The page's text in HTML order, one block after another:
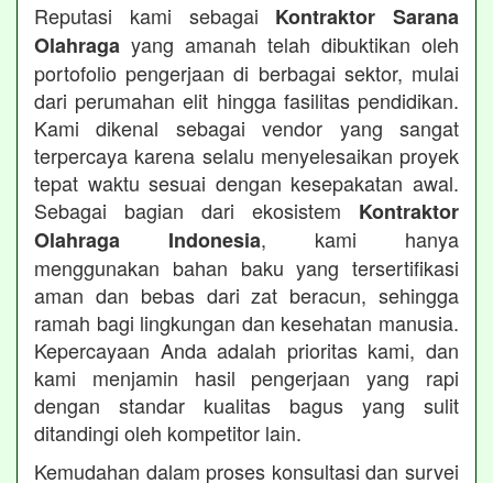
Reputasi kami sebagai Kontraktor Sarana
Olahraga yang amanah telah dibuktikan oleh
portofolio pengerjaan di berbagai sektor, mulai
dari perumahan elit hingga fasilitas pendidikan.
Kami dikenal sebagai vendor yang sangat
terpercaya karena selalu menyelesaikan proyek
tepat waktu sesuai dengan kesepakatan awal.
Sebagai bagian dari ekosistem Kontraktor
Olahraga Indonesia, kami hanya
menggunakan bahan baku yang tersertifikasi
aman dan bebas dari zat beracun, sehingga
ramah bagi lingkungan dan kesehatan manusia.
Kepercayaan Anda adalah prioritas kami, dan
kami menjamin hasil pengerjaan yang rapi
dengan standar kualitas bagus yang sulit
ditandingi oleh kompetitor lain.
Kemudahan dalam proses konsultasi dan survei